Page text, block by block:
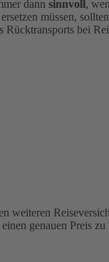
dann sinnvoll,
müssen,
Rücktransports bei
weiteren
genauen Preis